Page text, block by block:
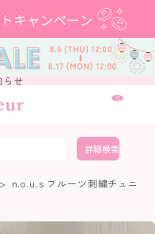
らせ
0
詳細検索
n.o.u.s フルーツ刺繍チュニッ